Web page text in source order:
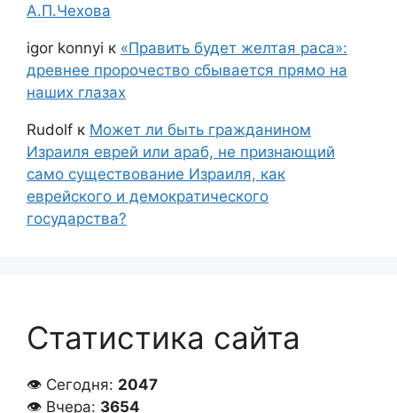
А.П.Чехова
igor konnyi к «Править будет желтая раса»:
древнее пророчество сбывается прямо на
наших глазах
Rudolf к Может ли быть гражданином
Израиля еврей или араб, не признающий
само существование Израиля, как
еврейского и демократического
государства?
Статистика сайта
👁 Сегодня: 2047
👁 Вчера: 3654